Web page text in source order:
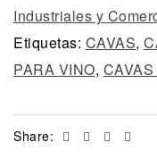
Industriales y
Etiquetas: CAVAS,
PARA VINO,
Share: Facebook
TwitterLinkedin